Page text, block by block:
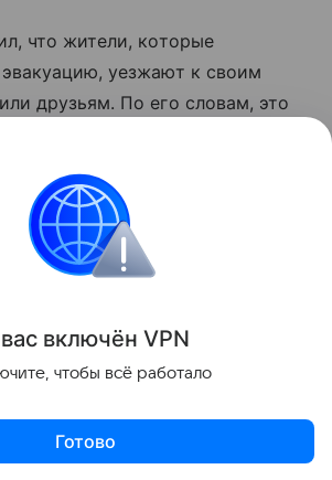
что жители, которые
уезжают к своим
друзьям. По его словам, это
Москву».
Эксклюзив
Поделиться
включён VPN
чтобы всё работало
Готово